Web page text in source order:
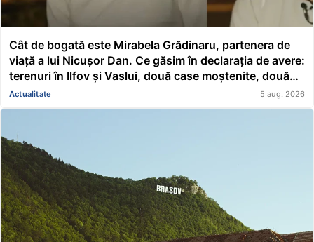
Cât de bogată este Mirabela Grădinaru, partenera de
viață a lui Nicușor Dan. Ce găsim în declarația de avere:
terenuri în Ilfov și Vaslui, două case moștenite, două
mașini, acțiuni Renault și un împrumut de peste
116.000 de lei acordat unei asociații
Actualitate 5 aug. 2026